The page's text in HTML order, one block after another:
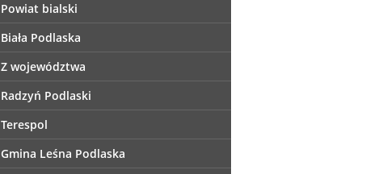
Powiat bialski
Biała Podlaska
Z województwa
Radzyń Podlaski
Terespol
Gmina Leśna Podlaska